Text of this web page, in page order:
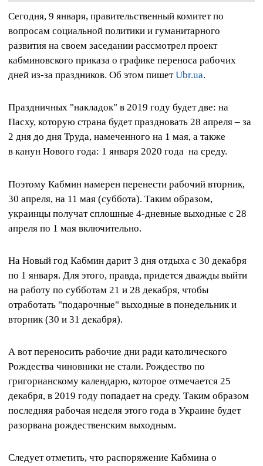
Сегодня, 9 января, правительственный комитет по
вопросам социальной политики и гуманитарного
развития на своем заседании рассмотрел проект
кабминовского приказа о графике переноса рабочих
дней из-за праздников. Об этом пишетUbr.ua.
Праздничных "накладок" в 2019 году будет две: на
Пасху, которую страна будет праздновать 28 апреля – за
2 дня до дня Труда, намеченного на 1 мая, а также
в канун Нового года: 1 января 2020 года на среду.
Поэтому Кабмин намерен перенести рабочий вторник,
30 апреля, на 11 мая (суббота). Таким образом,
украинцы получат сплошные 4-дневные выходные с 28
апреля по 1 мая включительно.
На Новый год Кабмин дарит 3 дня отдыха с 30 декабря
по 1 января. Для этого, правда, придется дважды выйти
на работу по субботам 21 и 28 декабря, чтобы
отработать "подарочные" выходные в понедельник и
вторник (30 и 31 декабря).
А вот переносить рабочие дни ради католического
Рождества чиновники не стали. Рождество по
григорианскому календарю, которое отмечается 25
декабря, в 2019 году попадает на среду. Таким образом
последняя рабочая неделя этого года в Украине будет
разорвана рождественским выходным.
Следует отметить, что распоряжение Кабмина о